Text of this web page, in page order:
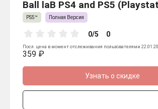
Ball laB PS4 and PS5
PS5™ Полная Версия
0/5 0
Посл. цена в момент отслеживания пользователями
359 ₽
Узнать о скидке